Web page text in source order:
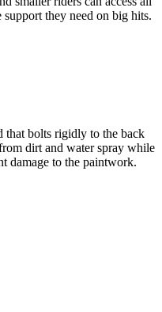
they need on big hits.
that bolts rigidly to the back
dirt and water spray while
damage to the paintwork.